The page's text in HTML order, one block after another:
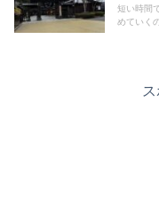
短い時間
めていく